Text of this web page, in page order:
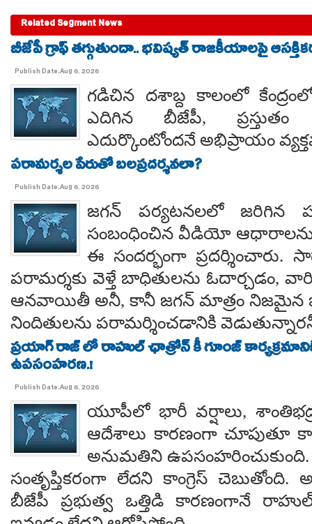
Related Segment News
బీజేపీ గ్రాఫ్ తగ్గుతుందా.. భవిష్యత్ రాజకీయాలపై
Publish Date:Aug 6, 2026
గడిచిన దశాబ్ద కాలంలో
ఎదిగిన బీజేపీ, ప్రస్తుతం
ఎదుర్కొంటోందనే అభిప్రాయం
పరామర్శల పేరుతో బలప్రదర్శనలా?
Publish Date:Aug 6, 2026
జగన్ పర్యటనలలో జరిగిన
సంబంధించిన వీడియో
ఈ సందర్భంగా
పరామర్శకు వెళ్తే బాధితులను ఓదార్చడం,
ఆనవాయితీ అనీ, కానీ జగన్ మాత్రం నిజమైన
నిందితులను పరామర్శించడానికి
ప్రయాగ్ రాజ్ లో రాహుల్ ఛాత్రోన్ కీ గూంజ్
ఉపసంహరణ.!
Publish Date:Aug 6, 2026
యూపీలో భారీ వర్షాలు,
ఆదేశాలు కారణంగా చూపుతూ
అనుమతిని
సంతృప్తికరంగా లేదని కాంగ్రెస్ చెబుతోంది.
బీజేపీ ప్రభుత్వ ఒత్తిడి కారణంగానే